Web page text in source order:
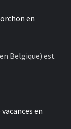
en
Belgique) est
en